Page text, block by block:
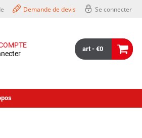
Demande de devis Se connecter
art - €0